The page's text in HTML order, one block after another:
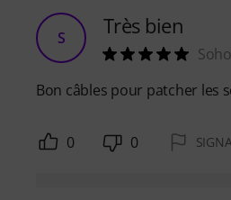
S Très bien
Bon câbles pour patcher les
0 0